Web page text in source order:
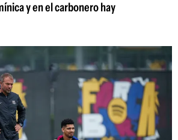
y en el carbonero hay